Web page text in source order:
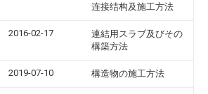
连接结构及施工方法
2016-02-17
連結用スラブ及びその
構築方法
2019-07-10 構造物の施工方法